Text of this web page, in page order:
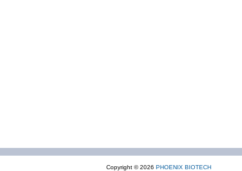
Copyright © 2026 PHOENIX BIOTECH